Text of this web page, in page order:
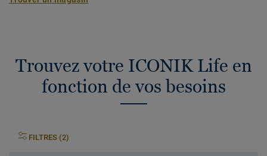
Trouvez votre ICONIK Life en
fonction de vos besoins
FILTRES (2)